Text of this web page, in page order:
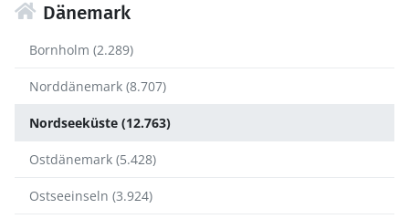
Dänemark
Bornholm (2.289)
Norddänemark (8.707)
Nordseeküste (12.763)
Ostdänemark (5.428)
Ostseeinseln (3.924)